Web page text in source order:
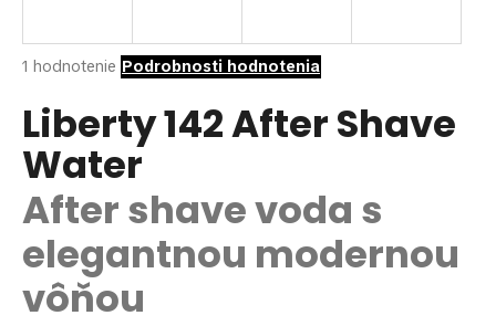
Priemerné
produktu
je
5,0
z
hviezdičiek.
1 hodnotenie Podrobnosti hodnotenia
Liberty 142 After Shave
Water
After shave voda s
elegantnou modernou
vôňou
j
ť
?
HĽADAŤ